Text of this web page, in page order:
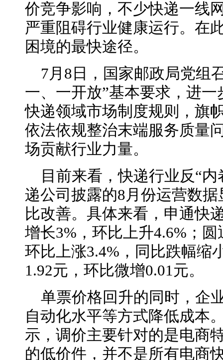
价竞争影响，不少快递一线
严重阻碍行业健康运行。在
困境的最快途径。
7月8日，国家邮政局党组
一、一开放”基本要求，进
快递领域市场制度规则，旗
依法依规整治末端服务质量
场贡献行业力量。
目前来看，快递行业反“
递公司披露的8月份运营数
比改善。具体来看，申通快
增长3%，环比上升4.6%；
环比上涨3.4%，同比跌幅缩
1.92元，环比微增0.01元。
单票价格回升的同时，企
自动化水平等方式降低成本
示，调价主要针对的是电商
的低价件，并不是所有电商